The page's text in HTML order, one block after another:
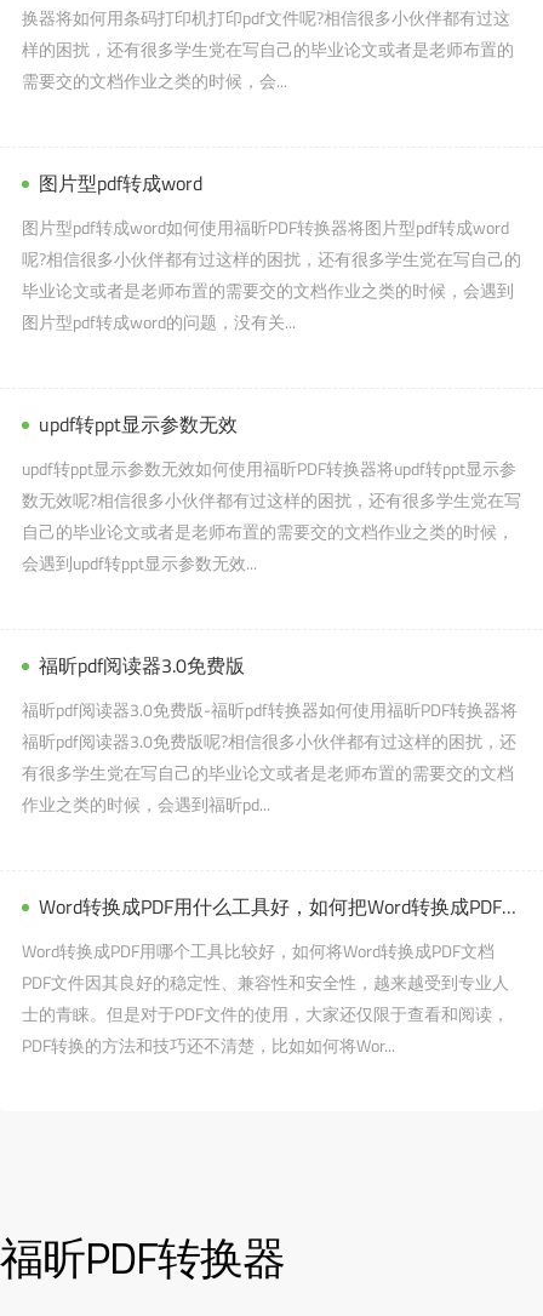
换器将如何用条码打印机打印pdf文件呢?相信很多小伙伴都有过这
样的困扰，还有很多学生党在写自己的毕业论文或者是老师布置的
需要交的文档作业之类的时候，会...
图片型pdf转成word
图片型pdf转成word如何使用福昕PDF转换器将图片型pdf转成word
呢?相信很多小伙伴都有过这样的困扰，还有很多学生党在写自己的
毕业论文或者是老师布置的需要交的文档作业之类的时候，会遇到
图片型pdf转成word的问题，没有关...
updf转ppt显示参数无效
updf转ppt显示参数无效如何使用福昕PDF转换器将updf转ppt显示参
数无效呢?相信很多小伙伴都有过这样的困扰，还有很多学生党在写
自己的毕业论文或者是老师布置的需要交的文档作业之类的时候，
会遇到updf转ppt显示参数无效...
福昕pdf阅读器3.0免费版
福昕pdf阅读器3.0免费版-福昕pdf转换器如何使用福昕PDF转换器将
福昕pdf阅读器3.0免费版呢?相信很多小伙伴都有过这样的困扰，还
有很多学生党在写自己的毕业论文或者是老师布置的需要交的文档
作业之类的时候，会遇到福昕pd...
Word转换成PDF用什么工具好，如何把Word转换成PDF文档？
Word转换成PDF用哪个工具比较好，如何将Word转换成PDF文档
PDF文件因其良好的稳定性、兼容性和安全性，越来越受到专业人
士的青睐。但是对于PDF文件的使用，大家还仅限于查看和阅读，
PDF转换的方法和技巧还不清楚，比如如何将Wor...
福昕PDF转换器